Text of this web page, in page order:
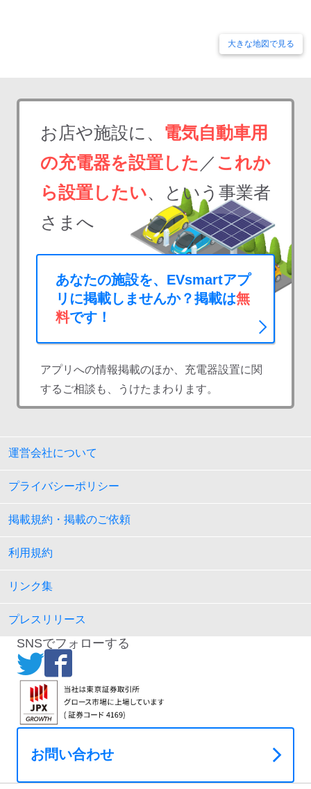
大きな地図で見る
お店や施設に、 電気自動車用
の充電器を設置した ／ これか
ら設置したい、という事業者
さまへ
あなたの施設を、EVsmartアプ
リに掲載しませんか？掲載は無
料です！
アプリへの情報掲載のほか、充電器設置に関
するご相談も、うけたまわります。
運営会社について
プライバシーポリシー
掲載規約・掲載のご依頼
利用規約
リンク集
プレスリリース
SNSでフォローする
お問い合わせ